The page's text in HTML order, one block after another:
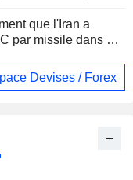
que l'Iran a
par missile dans le
Devises / Forex